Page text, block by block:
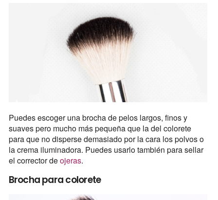
Puedes escoger una brocha de pelos largos, finos y
suaves pero mucho más pequeña que la del colorete
para que no disperse demasiado por la cara los polvos o
la crema iluminadora. Puedes usarlo también para sellar
el corrector deojeras.
Brocha para colorete